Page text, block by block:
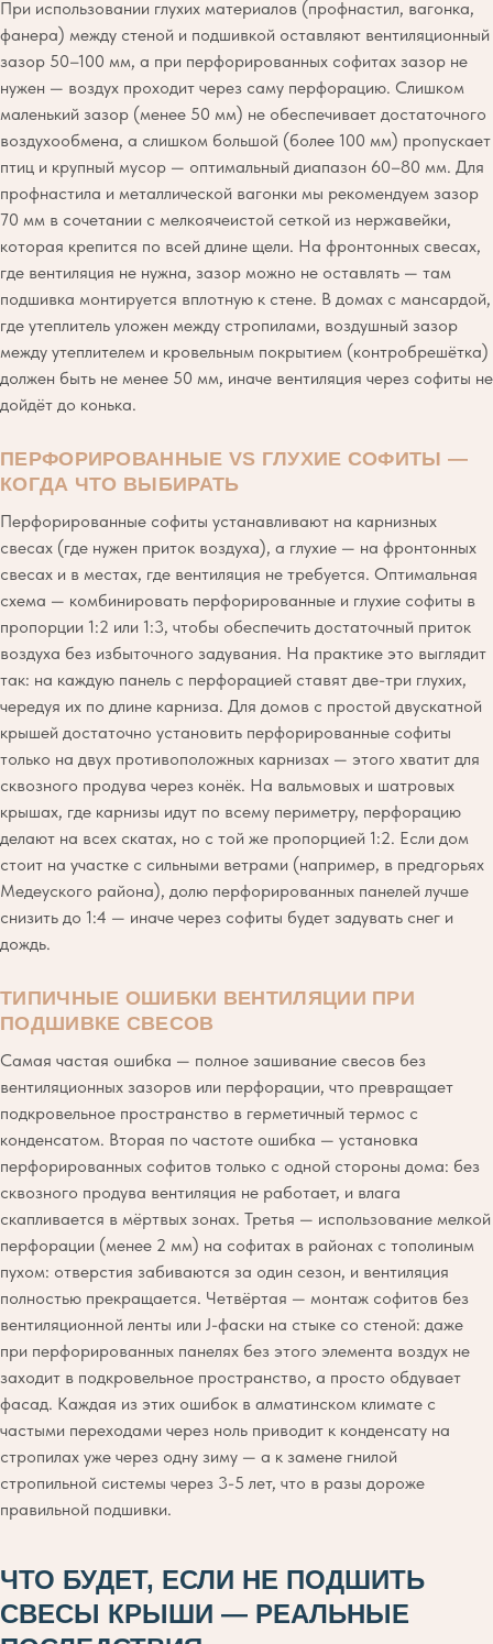
При использовании глухих материалов (профнастил, вагонка,
фанера) между стеной и подшивкой оставляют вентиляционный
зазор 50–100 мм, а при перфорированных софитах зазор не
нужен — воздух проходит через саму перфорацию. Слишком
маленький зазор (менее 50 мм) не обеспечивает достаточного
воздухообмена, а слишком большой (более 100 мм) пропускает
птиц и крупный мусор — оптимальный диапазон 60–80 мм. Для
профнастила и металлической вагонки мы рекомендуем зазор
70 мм в сочетании с мелкоячеистой сеткой из нержавейки,
которая крепится по всей длине щели. На фронтонных свесах,
где вентиляция не нужна, зазор можно не оставлять — там
подшивка монтируется вплотную к стене. В домах с мансардой,
где утеплитель уложен между стропилами, воздушный зазор
между утеплителем и кровельным покрытием (контробрешётка)
должен быть не менее 50 мм, иначе вентиляция через софиты не
дойдёт до конька.
ПЕРФОРИРОВАННЫЕ VS ГЛУХИЕ СОФИТЫ —
КОГДА ЧТО ВЫБИРАТЬ
Перфорированные софиты устанавливают на карнизных
свесах (где нужен приток воздуха), а глухие — на фронтонных
свесах и в местах, где вентиляция не требуется. Оптимальная
схема — комбинировать перфорированные и глухие софиты в
пропорции 1:2 или 1:3, чтобы обеспечить достаточный приток
воздуха без избыточного задувания. На практике это выглядит
так: на каждую панель с перфорацией ставят две-три глухих,
чередуя их по длине карниза. Для домов с простой двускатной
крышей достаточно установить перфорированные софиты
только на двух противоположных карнизах — этого хватит для
сквозного продува через конёк. На вальмовых и шатровых
крышах, где карнизы идут по всему периметру, перфорацию
делают на всех скатах, но с той же пропорцией 1:2. Если дом
стоит на участке с сильными ветрами (например, в предгорьях
Медеуского района), долю перфорированных панелей лучше
снизить до 1:4 — иначе через софиты будет задувать снег и
дождь.
ТИПИЧНЫЕ ОШИБКИ ВЕНТИЛЯЦИИ ПРИ
ПОДШИВКЕ СВЕСОВ
Самая частая ошибка — полное зашивание свесов без
вентиляционных зазоров или перфорации, что превращает
подкровельное пространство в герметичный термос с
конденсатом. Вторая по частоте ошибка — установка
перфорированных софитов только с одной стороны дома: без
сквозного продува вентиляция не работает, и влага
скапливается в мёртвых зонах. Третья — использование мелкой
перфорации (менее 2 мм) на софитах в районах с тополиным
пухом: отверстия забиваются за один сезон, и вентиляция
полностью прекращается. Четвёртая — монтаж софитов без
вентиляционной ленты или J-фаски на стыке со стеной: даже
при перфорированных панелях без этого элемента воздух не
заходит в подкровельное пространство, а просто обдувает
фасад. Каждая из этих ошибок в алматинском климате с
частыми переходами через ноль приводит к конденсату на
стропилах уже через одну зиму — а к замене гнилой
стропильной системы через 3-5 лет, что в разы дороже
правильной подшивки.
ЧТО БУДЕТ, ЕСЛИ НЕ ПОДШИТЬ
СВЕСЫ КРЫШИ — РЕАЛЬНЫЕ